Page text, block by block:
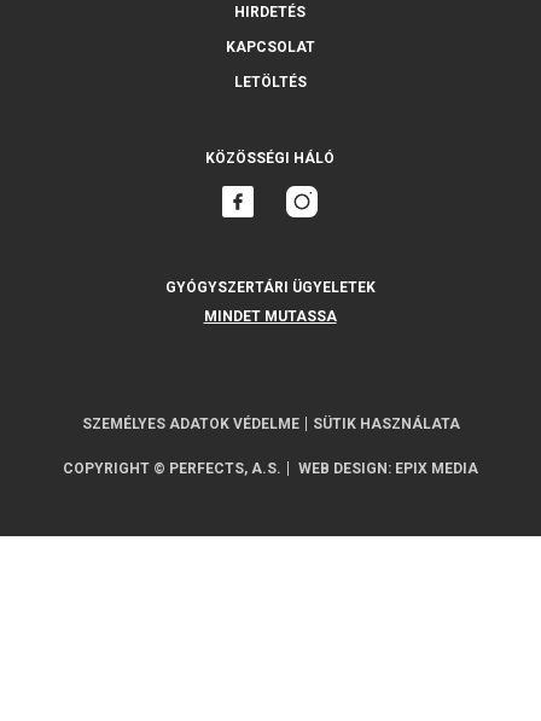
HIRDETÉS
KAPCSOLAT
LETÖLTÉS
KÖZÖSSÉGI HÁLÓ
GYÓGYSZERTÁRI ÜGYELETEK
MINDET MUTASSA
SZEMÉLYES ADATOK VÉDELME SÜTIK HASZNÁLATA
COPYRIGHT © PERFECTS, A.S. WEB DESIGN: EPIX MEDIA